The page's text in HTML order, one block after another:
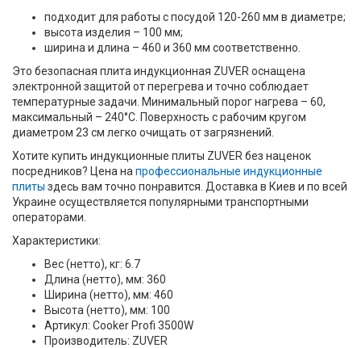
подходит для работы с посудой 120-260 мм в диаметре;
высота изделия – 100 мм;
ширина и длина – 460 и 360 мм соответственно.
Это безопасная плита индукционная ZUVER оснащена
электронной защитой от перегрева и точно соблюдает
температурные задачи. Минимальный порог нагрева – 60,
максимальный – 240°C. Поверхность с рабочим кругом
диаметром 23 см легко очищать от загрязнений.
Хотите купить индукционные плиты ZUVER без наценок
посредников? Цена на профессиональные индукционные
плиты здесь вам точно понравится. Доставка в Киев и по всей
Украине осуществляется популярными транспортными
операторами.
Характеристики:
Вес (нетто), кг: 6.7
Длина (нетто), мм: 360
Ширина (нетто), мм: 460
Высота (нетто), мм: 100
Артикул: Cooker Profi 3500W
Производитель: ZUVER